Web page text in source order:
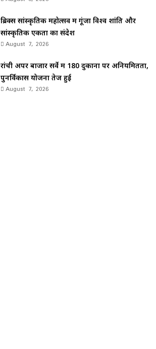
ब्रिक्स सांस्कृतिक महोत्सव में गूंजा विश्व शांति और
सांस्कृतिक एकता का संदेश
August 7, 2026
रांची अपर बाजार सर्वे में 180 दुकानों पर अनियमितता,
पुनर्विकास योजना तेज हुई
August 7, 2026